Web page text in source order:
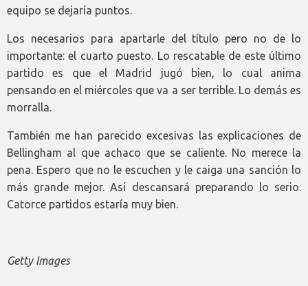
equipo se dejaría puntos.
Los necesarios para apartarle del título pero no de lo
importante: el cuarto puesto. Lo rescatable de este último
partido es que el Madrid jugó bien, lo cual anima
pensando en el miércoles que va a ser terrible. Lo demás es
morralla.
También me han parecido excesivas las explicaciones de
Bellingham al que achaco que se caliente. No merece la
pena. Espero que no le escuchen y le caiga una sanción lo
más grande mejor. Así descansará preparando lo serio.
Catorce partidos estaría muy bien.
Getty Images